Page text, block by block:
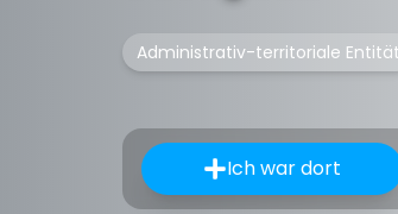
Administrativ-territoriale Entität
Ich war dort